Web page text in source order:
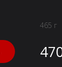
465 г